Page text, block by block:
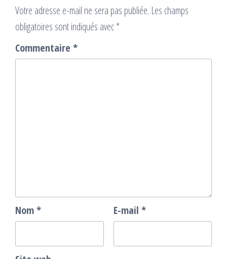
Votre adresse e-mail ne sera pas publiée. Les champs
obligatoires sont indiqués avec*
Commentaire *
Nom* E-mail *